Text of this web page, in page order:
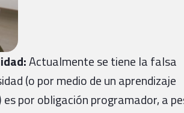
Actualmente se tiene la falsa
(o por medio de un aprendizaje
por obligación programador, a